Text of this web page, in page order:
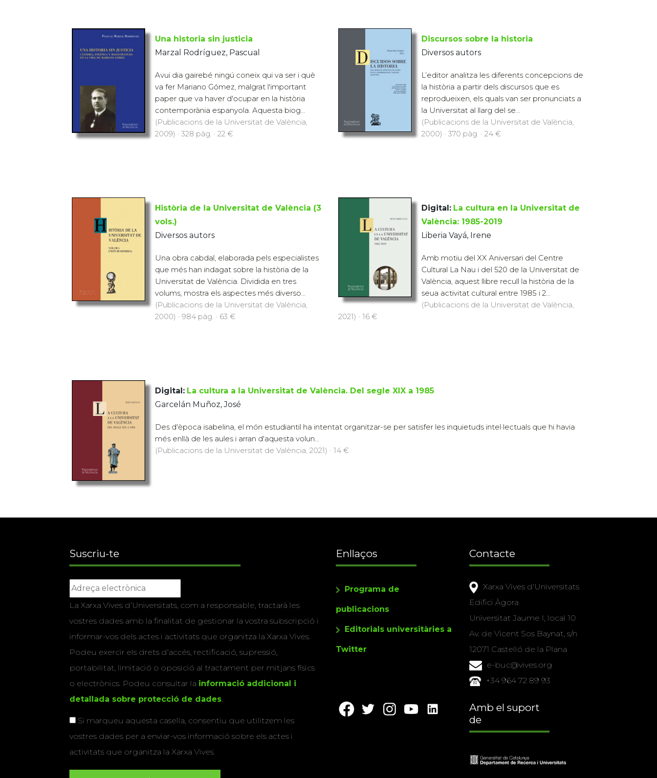
Una historia sin justicia
Marzal Rodríguez, Pascual
Avui dia gairebé ningú coneix qui va ser i què
va fer Mariano Gómez, malgrat l'important
paper que va haver d'ocupar en la història
contemporània espanyola. Aquesta biog...
(Publicacions de la Universitat de València,
2009) · 328 pàg. · 22 €
Discursos sobre la historia
Diversos autors
L’editor analitza les diferents concepcions de
la història a partir dels discursos que es
reprodueixen, els quals van ser pronunciats a
la Universitat al llarg del se...
(Publicacions de la Universitat de València,
2000) · 370 pàg. · 24 €
Història de la Universitat de València (3
vols.)
Diversos autors
Una obra cabdal, elaborada pels especialistes
que més han indagat sobre la història de la
Universitat de València. Dividida en tres
volums, mostra els aspectes més diverso...
(Publicacions de la Universitat de València,
2000) · 984 pàg. · 63 €
Digital: La cultura en la Universitat de
València: 1985-2019
Liberia Vayá, Irene
Amb motiu del XX Aniversari del Centre
Cultural La Nau i del 520 de la Universitat de
València, aquest llibre recull la història de la
seua activitat cultural entre 1985 i 2...
(Publicacions de la Universitat de València,
2021) · 16 €
Digital: La cultura a la Universitat de València. Del segle XIX a 1985
Garcelán Muñoz, José
Des d'època isabelina, el món estudiantil ha intentat organitzar-se per satisfer les inquietuds intel·lectuals que hi havia
més enllà de les aules i arran d'aquesta volun...
(Publicacions de la Universitat de València, 2021) · 14 €
Suscriu-te
La Xarxa Vives d’Universitats, com a responsable, tractarà les
vostres dades amb la finalitat de gestionar la vostra subscripció i
informar-vos dels actes i activitats que organitza la Xarxa Vives.
Podeu exercir els drets d’accés, rectificació, supressió,
portabilitat, limitació o oposició al tractament per mitjans físics
o electrònics. Podeu consultar la informació addicional i
detallada sobre protecció de dades.
Si marqueu aquesta casella, consentiu que utilitzem les
vostres dades per a enviar-vos informació sobre els actes i
activitats que organitza la Xarxa Vives.
Enllaços
Programa de
publicacions
Editorials universitàries a
Twitter
Contacte
Xarxa Vives d'Universitats
Edifici Àgora
Universitat Jaume I, local 10
Av. de Vicent Sos Baynat, s/n
12071 Castelló de la Plana
e-buc@vives.org
+34 964 72 89 93
Amb el suport
de